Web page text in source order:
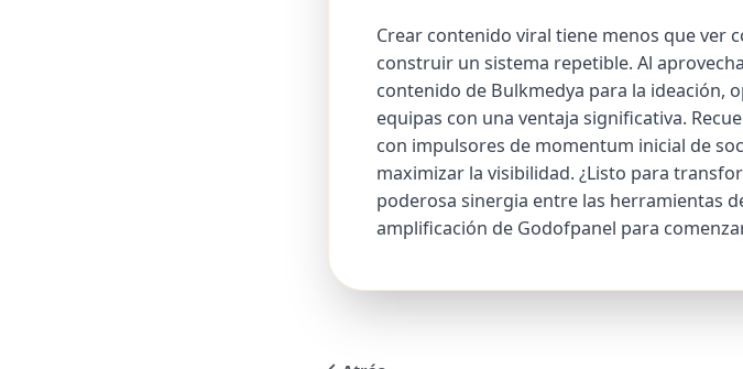
Crear contenido viral tiene menos que ver
construir un sistema repetible. Al
contenido de Bulkmedya para la ideación,
equipas con una ventaja significativa.
con impulsores de momentum inicial de
maximizar la visibilidad. ¿Listo para
poderosa sinergia entre las herramientas
amplificación de Godofpanel para